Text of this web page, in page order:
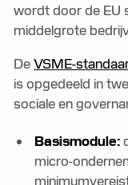
wordt door de EU
middelgrote
DeVSME-
is opgedeeld in
sociale en
Basismodule:
micro-